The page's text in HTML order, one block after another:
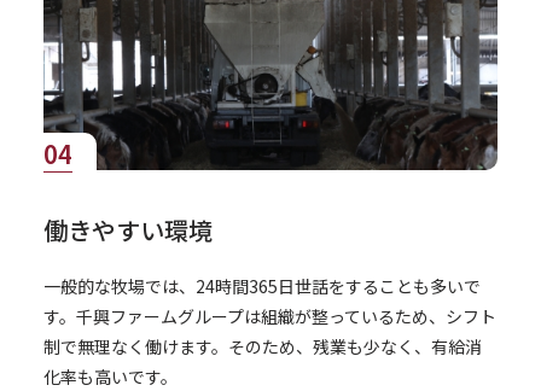
04
働きやすい環境
一般的な牧場では、24時間365日世話をすることも多いで
す。千興ファームグループは組織が整っているため、シフト
制で無理なく働けます。そのため、残業も少なく、有給消
化率も高いです。